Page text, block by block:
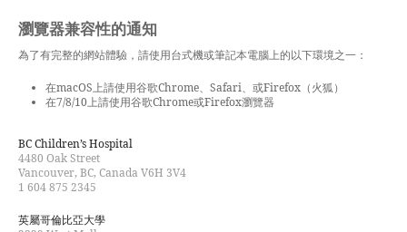
瀏覽器兼容性的通知
為了有完整的網站體驗，請使用台式機或筆記本電腦上的以下環境之一：
在macOS上請使用谷歌Chrome、Safari、或Firefox（火狐）
在7/8/10上請使用谷歌Chrome或Firefox瀏覽器
BC Children’s Hospital
4480 Oak Street
Vancouver, BC, Canada V6H 3V4
1 604 875 2345
英屬哥倫比亞大學